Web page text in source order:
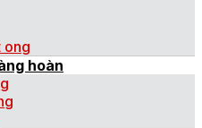
ong
hoàn